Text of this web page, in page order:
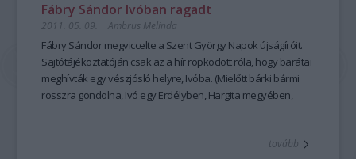
Fábry Sándor Ivóban ragadt
2011. 05. 09. |Ambrus Melinda
Fábry Sándor megviccelte a Szent György Napok újságíróit.
Sajtótájékoztatóján csak az a hír röpködött róla, hogy barátai
meghívták egy vészjósló helyre, Ivóba. (Mielőtt bárki bármi
rosszra gondolna, Ivó egy Erdélyben, Hargita megyében,
Nem úgy, mint este a Szakszervezetek Művelődési Házában.
tovább